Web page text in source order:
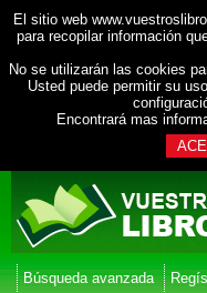
El sitio web
para recopilar información
No se utilizarán las cookies
Usted puede permitir su
Encontrará mas
Búsqueda avanzada